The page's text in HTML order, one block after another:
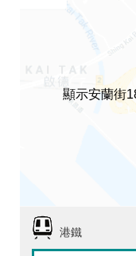
顯示安蘭街
港鐵